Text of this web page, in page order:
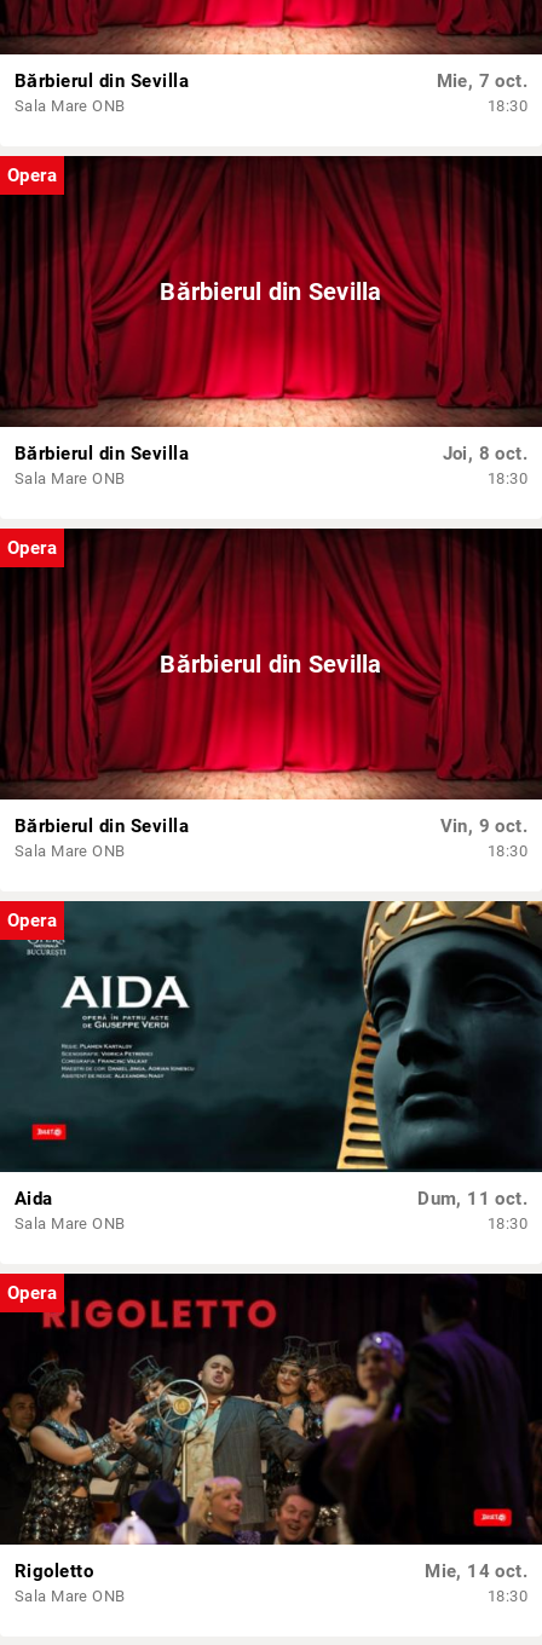
Bărbierul din Sevilla
Sala Mare ONB
Mie, 7 oct.
18:30
Opera
Bărbierul din Sevilla
Bărbierul din Sevilla
Sala Mare ONB
Joi, 8 oct.
18:30
Opera
Bărbierul din Sevilla
Bărbierul din Sevilla
Sala Mare ONB
Vin, 9 oct.
18:30
Opera
Aida
Sala Mare ONB
Dum, 11 oct.
18:30
Opera
Rigoletto
Sala Mare ONB
Mie, 14 oct.
18:30